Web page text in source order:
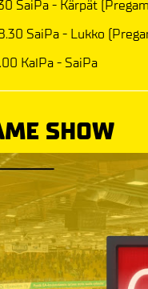
SaiPa - Kärpät
SaiPa - Lukko
KalPa - SaiPa
SHOW